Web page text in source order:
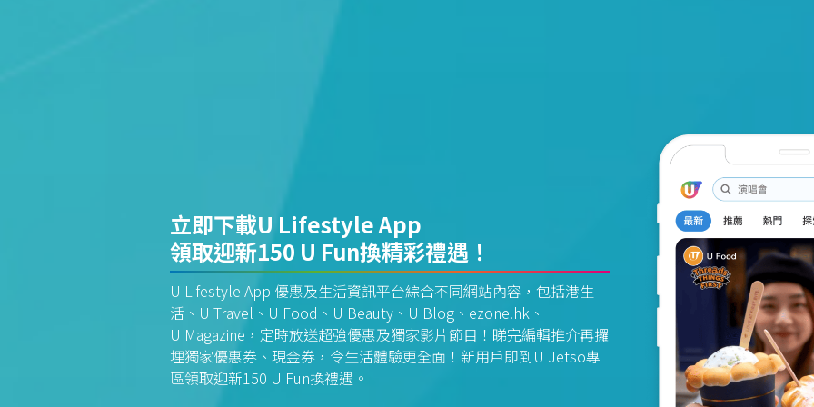
立即下載U Lifestyle App
領取迎新150 U Fun換精彩禮遇！
U Lifestyle App 優惠及生活資訊平台綜合不同網站內容，包括港生
活、U Travel、U Food、U Beauty、U Blog、ezone.hk、
U Magazine，定時放送超強優惠及獨家影片節目！睇完編輯推介再攞
埋獨家優惠券、現金券，令生活體驗更全面！新用戶即到U Jetso專
區領取迎新150 U Fun換禮遇。